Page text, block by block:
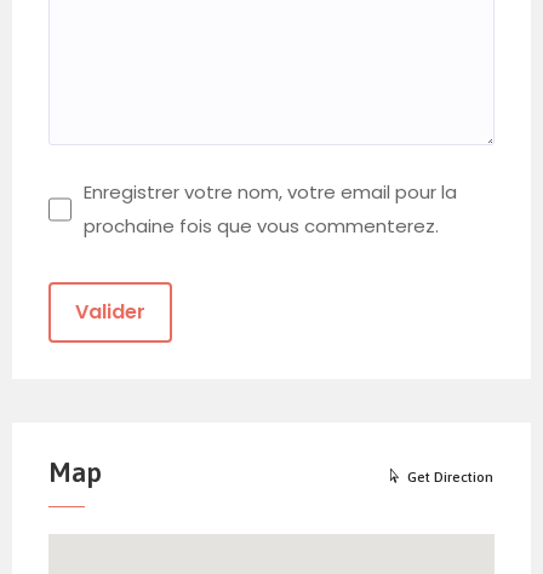
Enregistrer votre nom, votre email pour la
prochaine fois que vous commenterez.
Map Get Direction